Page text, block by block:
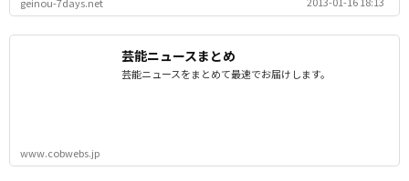
芸能ニュースまとめ
芸能ニュースをまとめて最速でお届けします。
www.cobwebs.jp